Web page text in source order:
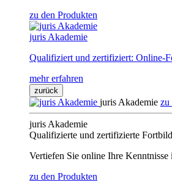
zu den Produkten
juris Akademie
Qualifiziert und zertifiziert: Online-
mehr erfahren
zurück
juris Akademie zu
juris Akademie
Qualifizierte und zertifizierte
Vertiefen Sie online Ihre Kenntnisse
zu den Produkten